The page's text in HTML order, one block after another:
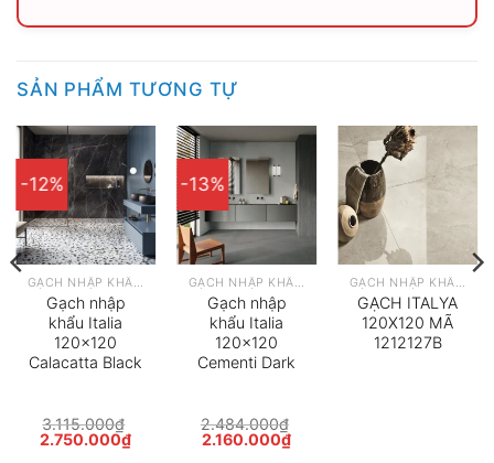
SẢN PHẨM TƯƠNG TỰ
-12%
GẠCH NHẬP KHẨU Ý
Gạch nhập
khẩu Italia
120×120
Calacatta Black
3.115.000₫
Giá
2.750.000₫Giá
-13%
GẠCH NHẬP KHẨU Ý
Gạch nhập
khẩu Italia
120×120
Cementi Dark
2.484.000₫
Giá
2.160.000₫Giá
GẠCH NHẬP KHẨU Ý
GẠCH ITALYA
120X120 MÃ
1212127B